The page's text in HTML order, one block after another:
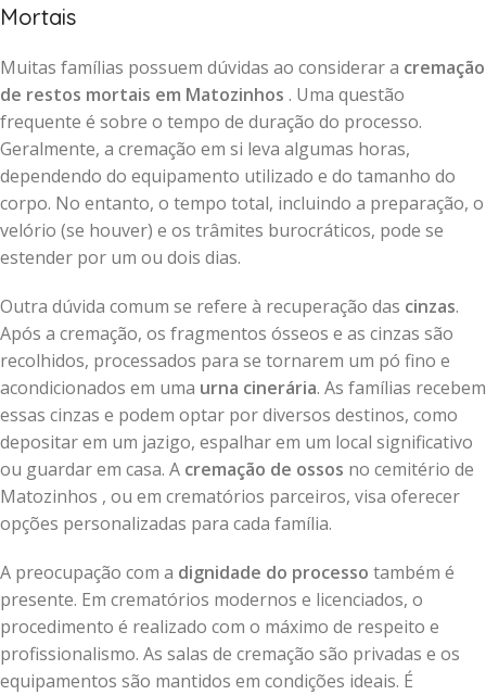
Mortais
Muitas famílias possuem dúvidas ao considerar a cremação
de restos mortais em Matozinhos . Uma questão
frequente é sobre o tempo de duração do processo.
Geralmente, a cremação em si leva algumas horas,
dependendo do equipamento utilizado e do tamanho do
corpo. No entanto, o tempo total, incluindo a preparação, o
velório (se houver) e os trâmites burocráticos, pode se
estender por um ou dois dias.
Outra dúvida comum se refere à recuperação das cinzas.
Após a cremação, os fragmentos ósseos e as cinzas são
recolhidos, processados para se tornarem um pó fino e
acondicionados em uma urna cinerária. As famílias recebem
essas cinzas e podem optar por diversos destinos, como
depositar em um jazigo, espalhar em um local significativo
ou guardar em casa. A cremação de ossos no cemitério de
Matozinhos , ou em crematórios parceiros, visa oferecer
opções personalizadas para cada família.
A preocupação com a dignidade do processo também é
presente. Em crematórios modernos e licenciados, o
procedimento é realizado com o máximo de respeito e
profissionalismo. As salas de cremação são privadas e os
equipamentos são mantidos em condições ideais. É